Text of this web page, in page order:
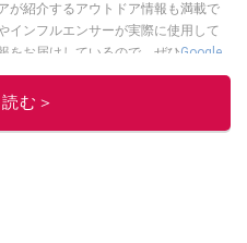
が紹介するアウトドア情報も満載で
インフルエンサーが実際に使用して
をお届けしているので、ぜひGoogle
チオシストの他の記事を読む
む＞